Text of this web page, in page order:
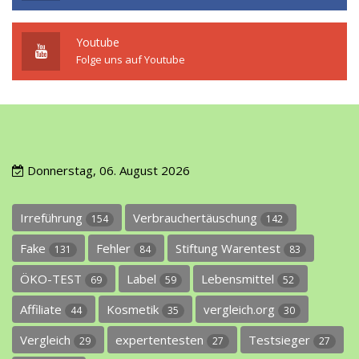
Youtube
Folge uns auf Youtube
Donnerstag, 06. August 2026
Irreführung 154 Verbrauchertäuschung 142
Fake 131 Fehler 84 Stiftung Warentest 83
ÖKO-TEST 69 Label 59 Lebensmittel 52
Affiliate 44 Kosmetik 35 vergleich.org 30
Vergleich 29 expertentesten 27 Testsieger 27